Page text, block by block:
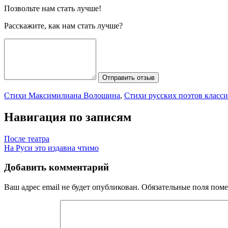
Позвольте нам стать лучше!
Расскажите, как нам стать лучше?
Отправить отзыв
Стихи Максимилиана Волошина, Стихи русских поэтов
Навигация по записям
После театра
На Руси это издавна чтимо
Добавить комментарий
Ваш адрес email не будет опубликован. Обязательные поля